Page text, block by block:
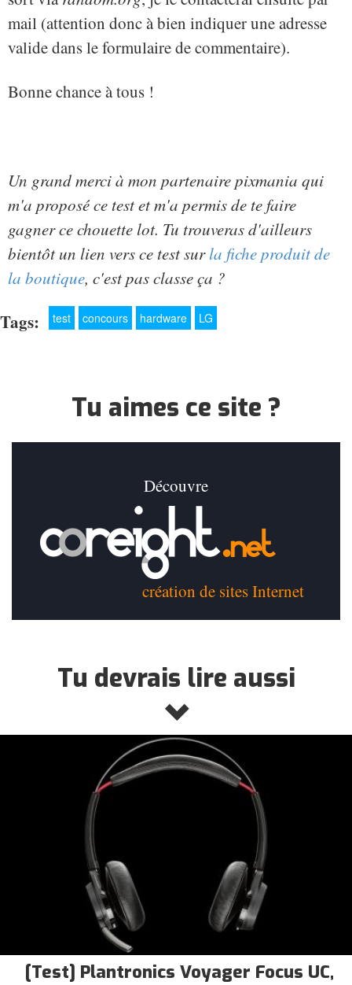
mail (attention donc à bien indiquer une adresse
valide dans le formulaire de commentaire).
Bonne chance à tous !
Un grand merci à mon partenaire pixmania qui
m'a proposé ce test et m'a permis de te faire
gagner ce chouette lot. Tu trouveras d'ailleurs
bientôt un lien vers ce test surla fiche produit de
la boutique, c'est pas classe ça ?
Tags: test concours hardware LG
Tu aimes ce site ?
Découvre
création de sites Internet
Tu devrais lire aussi
[Test] Plantronics Voyager Focus UC,